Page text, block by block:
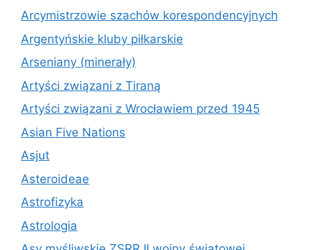
Arcymistrzowie szachów korespondencyjnych
Argentyńskie kluby piłkarskie
Arseniany (minerały)
Artyści związani z Tiraną
Artyści związani z Wrocławiem przed 1945
Asian Five Nations
Asjut
Asteroideae
Astrofizyka
Astrologia